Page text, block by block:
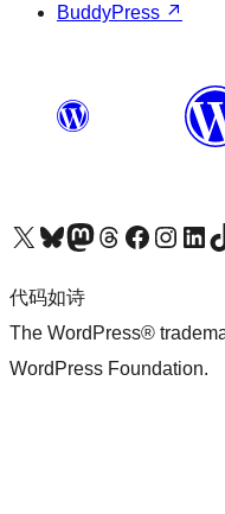
BuddyPress ↗
关注我们的 X（原 Twitter）账号访问我们的 Bluesky 账号关注我们的 Mastodon 账号访问我们的 Threads 账号 访问我们的 Facebook 公共主页关注我们的 Instagram 账号 关注我们的 LinkedIn 主页访问我们
代码如诗
The WordPress®
WordPress Foundation.